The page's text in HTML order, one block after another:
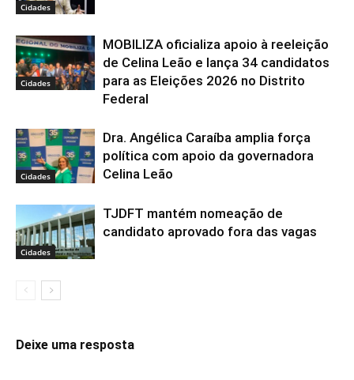
Cidades
Cidades
MOBILIZA oficializa apoio à reeleição
de Celina Leão e lança 34 candidatos
para as Eleições 2026 no Distrito
Federal
Cidades
Dra. Angélica Caraíba amplia força
política com apoio da governadora
Celina Leão
Cidades
TJDFT mantém nomeação de
candidato aprovado fora das vagas
Deixe uma resposta